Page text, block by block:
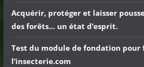
Acquérir, protéger et laisser
des forêts… un état d’esprit.
Test du module de fondation pour
l’insecterie.com